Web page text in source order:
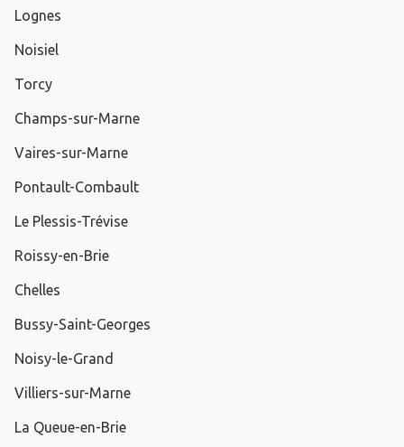
Lognes
Noisiel
Torcy
Champs-sur-Marne
Vaires-sur-Marne
Pontault-Combault
Le Plessis-Trévise
Roissy-en-Brie
Chelles
Bussy-Saint-Georges
Noisy-le-Grand
Villiers-sur-Marne
La Queue-en-Brie